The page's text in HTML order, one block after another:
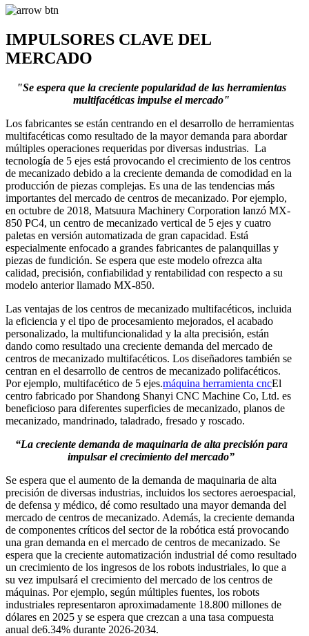
IMPULSORES CLAVE DEL
MERCADO
"Se espera que la creciente popularidad de las herramientas
multifacéticas impulse el mercado"
Los fabricantes se están centrando en el desarrollo de herramientas
multifacéticas como resultado de la mayor demanda para abordar
múltiples operaciones requeridas por diversas industrias. La
tecnología de 5 ejes está provocando el crecimiento de los centros
de mecanizado debido a la creciente demanda de comodidad en la
producción de piezas complejas. Es una de las tendencias más
importantes del mercado de centros de mecanizado. Por ejemplo,
en octubre de 2018, Matsuura Machinery Corporation lanzó MX-
850 PC4, un centro de mecanizado vertical de 5 ejes y cuatro
paletas en versión automatizada de gran capacidad. Está
especialmente enfocado a grandes fabricantes de palanquillas y
piezas de fundición. Se espera que este modelo ofrezca alta
calidad, precisión, confiabilidad y rentabilidad con respecto a su
modelo anterior llamado MX-850.
Las ventajas de los centros de mecanizado multifacéticos, incluida
la eficiencia y el tipo de procesamiento mejorados, el acabado
personalizado, la multifuncionalidad y la alta precisión, están
dando como resultado una creciente demanda del mercado de
centros de mecanizado multifacéticos. Los diseñadores también se
centran en el desarrollo de centros de mecanizado polifacéticos.
Por ejemplo, multifacético de 5 ejes.máquina herramienta cncEl
centro fabricado por Shandong Shanyi CNC Machine Co, Ltd. es
beneficioso para diferentes superficies de mecanizado, planos de
mecanizado, mandrinado, taladrado, fresado y roscado.
“La creciente demanda de maquinaria de alta precisión para
impulsar el crecimiento del mercado”
Se espera que el aumento de la demanda de maquinaria de alta
precisión de diversas industrias, incluidos los sectores aeroespacial,
de defensa y médico, dé como resultado una mayor demanda del
mercado de centros de mecanizado. Además, la creciente demanda
de componentes críticos del sector de la robótica está provocando
una gran demanda en el mercado de centros de mecanizado. Se
espera que la creciente automatización industrial dé como resultado
un crecimiento de los ingresos de los robots industriales, lo que a
su vez impulsará el crecimiento del mercado de los centros de
máquinas. Por ejemplo, según múltiples fuentes, los robots
industriales representaron aproximadamente 18.800 millones de
dólares en 2025 y se espera que crezcan a una tasa compuesta
anual de6.34% durante 2026-2034.